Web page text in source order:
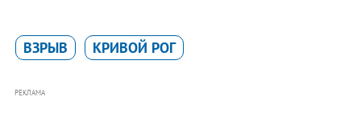
ВЗРЫВ КРИВОЙ РОГ
РЕКЛАМА